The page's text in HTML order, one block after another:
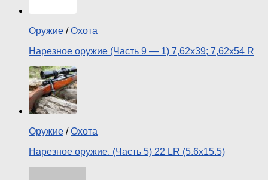
Оружие /Охота
Нарезное оружие (Часть 9 — 1) 7,62х39; 7,62х54 R
Оружие /Охота
Нарезное оружие. (Часть 5) 22 LR (5.6х15.5)